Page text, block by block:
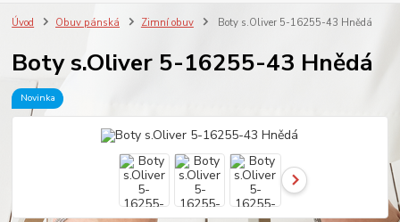
Úvod Obuv pánská Zimní obuv Boty s.Oliver 5-16255-43 Hnědá
Boty s.Oliver 5-16255-43 Hnědá
Novinka